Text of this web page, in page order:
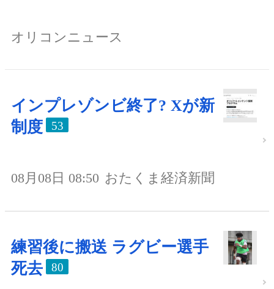
オリコンニュース
インプレゾンビ終了? Xが新
制度
53
08月08日 08:50 おたくま経済新聞
練習後に搬送 ラグビー選手
死去
80